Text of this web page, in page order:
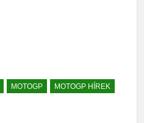
MOTOGP
MOTOGP HÍREK